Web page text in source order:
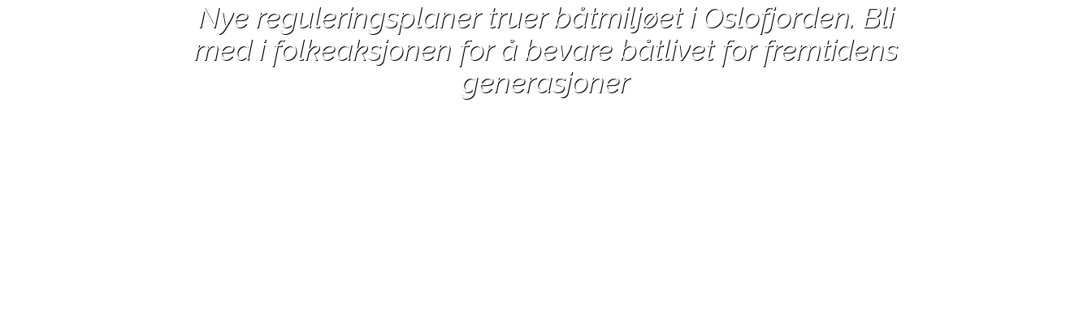
Nye reguleringsplaner truer båtmiljøet i Oslofjorden. Bli
med i folkeaksjonen for å bevare båtlivet for fremtidens
generasjoner